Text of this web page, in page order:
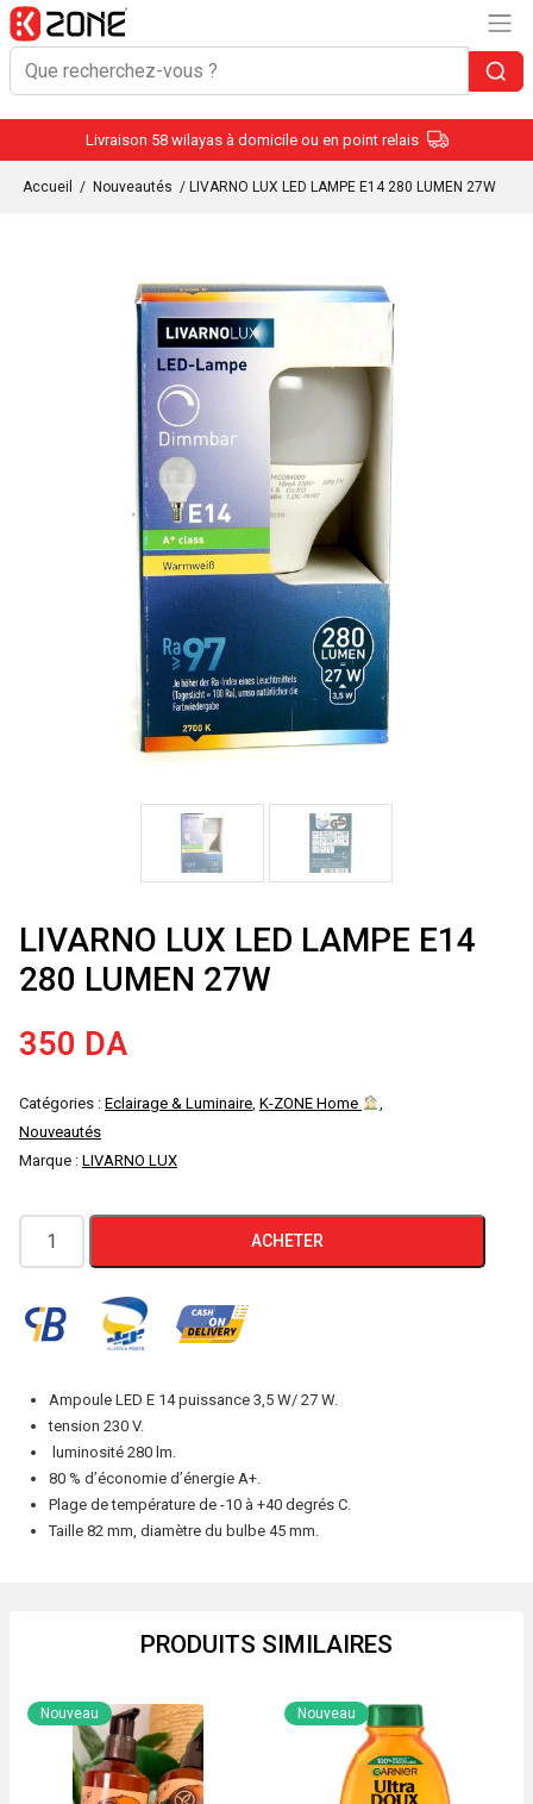
Livraison 58 wilayas à domicile ou en point relais
Accueil / Nouveautés / LIVARNO LUX LED LAMPE E14 280 LUMEN 27W
LIVARNO LUX LED LAMPE E14
280 LUMEN 27W
350 DA
Catégories : Eclairage & Luminaire, K-ZONE Home
,
Nouveautés
Marque : LIVARNO LUX
quantité
de
LUX
LAMPE
E14
280
LUMEN
ACHETER
Ampoule LED E 14 puissance 3,5 W/ 27 W.
tension 230 V.
luminosité 280 lm.
80 % d’économie d’énergie A+.
Plage de température de -10 à +40 degrés C.
Taille 82 mm, diamètre du bulbe 45 mm.
PRODUITS SIMILAIRES
Nouveau Nouveau